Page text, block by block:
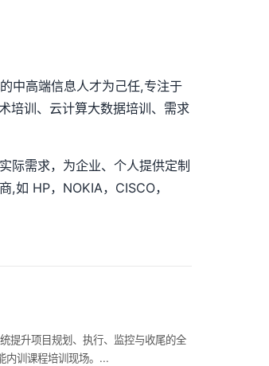
中高端信息人才为己任,专注于
培训、云计算大数据培训、需求
际需求，为企业、个人提供定制
如 HP，NOKIA，CISCO，
提升项目规划、执行、监控与收尾的全
内训课程培训现场。...